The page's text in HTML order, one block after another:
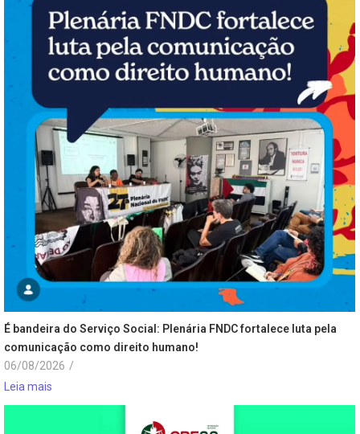
É bandeira do Serviço Social: Plenária FNDC fortalece luta pela
comunicação como direito humano!
06/08/2026 /
Leia mais